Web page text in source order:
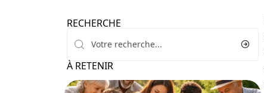
RECHERCHE
À RETENIR